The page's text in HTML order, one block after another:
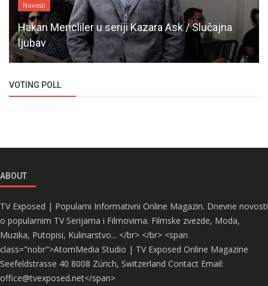
Novosti
Hakan Mericliler u seriji Kazara Ask / Slučajna
ljubav
VOTING POLL
ABOUT
TV Exposed | Popularni Informativni Online Magazin. Dnevne novosti
o popularnim TV Serijama i Filmovima. Filmske zvezde, Moda,
Muzika, Putopisi, Kulinarstvo... </br> </br> <span
class="nobr">AtomMedia Studio | TV Exposed Online Magazine
Seefeldstrasse 40 8008 Zürich, Switzerland Contact Email:
office@tvexposed.net</span>